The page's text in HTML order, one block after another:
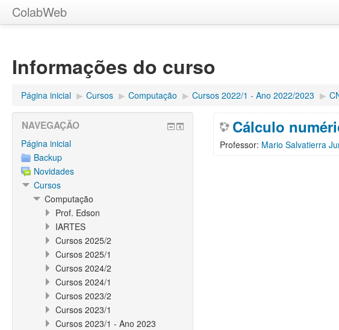
ColabWeb
Informações do curso
Página inicial ▶︎ Cursos ▶︎ Computação ▶︎ Cursos 2022/1 - Ano 2022/2023 ▶︎
Cálculo
Professor: Mario Salvatierra
NAVEGAÇÃO
Página inicial
Backup
Novidades
Cursos
Computação
Prof. Edson
IARTES
Cursos 2025/2
Cursos 2025/1
Cursos 2024/2
Cursos 2024/1
Cursos 2023/2
Cursos 2023/1
Cursos 2023/1 - Ano 2023